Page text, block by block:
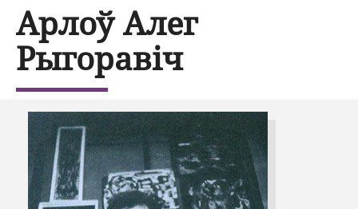
Арлоў Алег
Рыгоравіч